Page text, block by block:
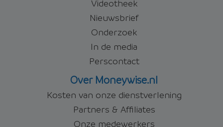
Videotheek
Nieuwsbrief
Onderzoek
In de media
Perscontact
Over Moneywise.nl
Kosten van onze dienstverlening
Partners & Affiliates
Onze medewerkers